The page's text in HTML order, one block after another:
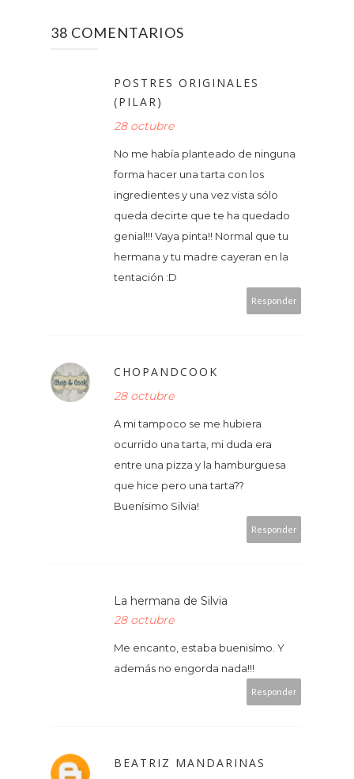
38 COMENTARIOS
POSTRES ORIGINALES
(PILAR)
28 octubre
No me había planteado de ninguna
forma hacer una tarta con los
ingredientes y una vez vista sólo
queda decirte que te ha quedado
genial!!! Vaya pinta!! Normal que tu
hermana y tu madre cayeran en la
tentación :D
Responder
CHOPANDCOOK
28 octubre
A mi tampoco se me hubiera
ocurrido una tarta, mi duda era
entre una pizza y la hamburguesa
que hice pero una tarta??
Buenísimo Silvia!
Responder
La hermana de Silvia
28 octubre
Me encanto, estaba buenisímo. Y
además no engorda nada!!!
Responder
BEATRIZ MANDARINAS